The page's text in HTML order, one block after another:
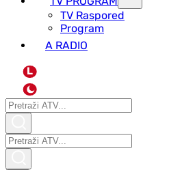
ТV Raspored
Program
A RADIO
L